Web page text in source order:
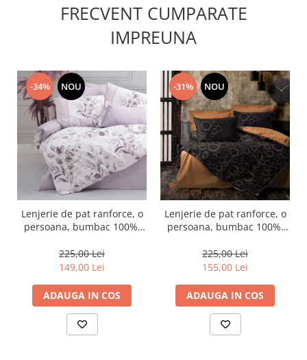
FRECVENT CUMPARATE
IMPREUNA
-34% NOU
Lenjerie de pat ranforce, o
persoana, bumbac 100%,
225,00 Lei
149,00 Lei
ADAUGA IN COS
-31% NOU
Lenjerie de pat ranforce, o
persoana, bumbac 100%,
225,00 Lei
155,00 Lei
ADAUGA IN COS